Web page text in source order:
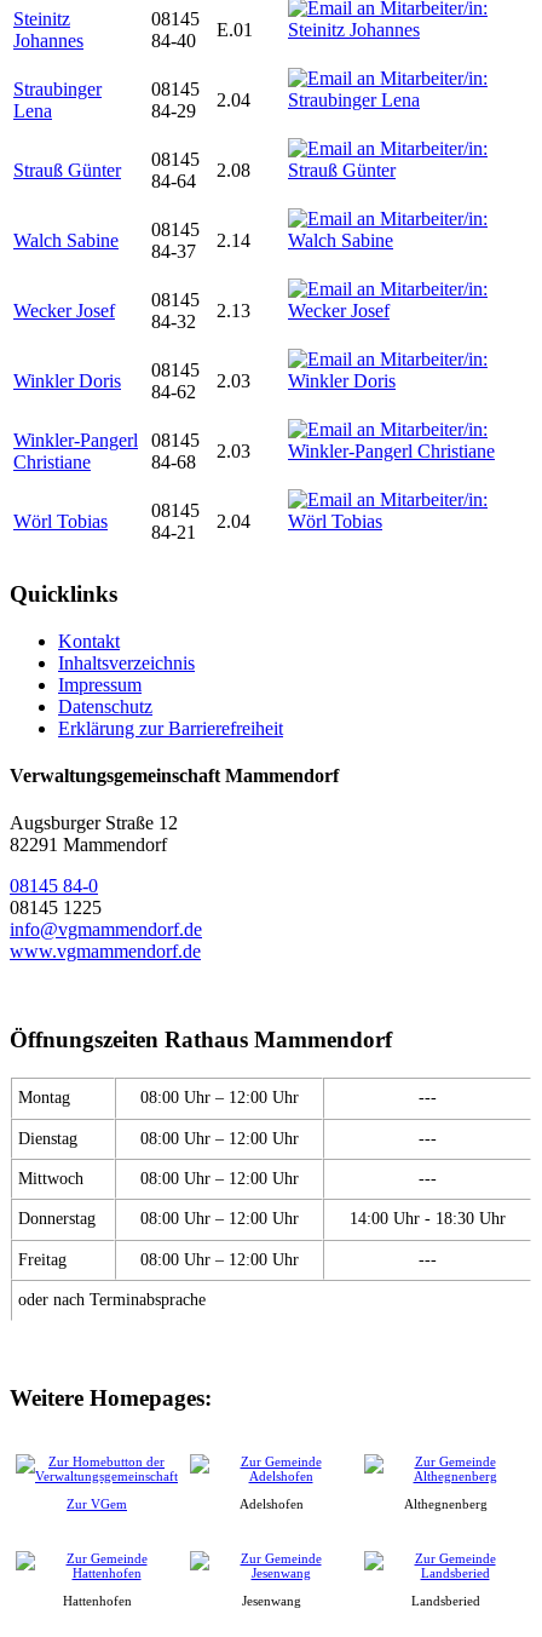
Steinitz
Johannes
08145
84-40
E.01
Straubinger
Lena
08145
84-29
2.04
Strauß Günter
08145
84-64
2.08
Walch Sabine
08145
84-37
2.14
Wecker Josef
08145
84-32
2.13
Winkler Doris
08145
84-62
2.03
Winkler-Pangerl
Christiane
08145
84-68
2.03
Wörl Tobias
08145
84-21
2.04
Quicklinks
Kontakt
Inhaltsverzeichnis
Impressum
Datenschutz
Erklärung zur Barrierefreiheit
Verwaltungsgemeinschaft Mammendorf
Augsburger Straße 12
82291 Mammendorf
08145 84-0
08145 1225
info@vgmammendorf.de
www.vgmammendorf.de
Öffnungszeiten Rathaus Mammendorf
Montag 08:00 Uhr – 12:00 Uhr ---
Dienstag 08:00 Uhr – 12:00 Uhr ---
Mittwoch 08:00 Uhr – 12:00 Uhr ---
Donnerstag 08:00 Uhr – 12:00 Uhr 14:00 Uhr - 18:30 Uhr
Freitag 08:00 Uhr – 12:00 Uhr ---
oder nach Terminabsprache
Weitere Homepages:
Zur VGem Adelshofen Althegnenberg
Hattenhofen Jesenwang Landsberied